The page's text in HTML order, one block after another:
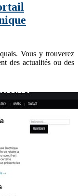
Vous y trouverez
des actualités ou des